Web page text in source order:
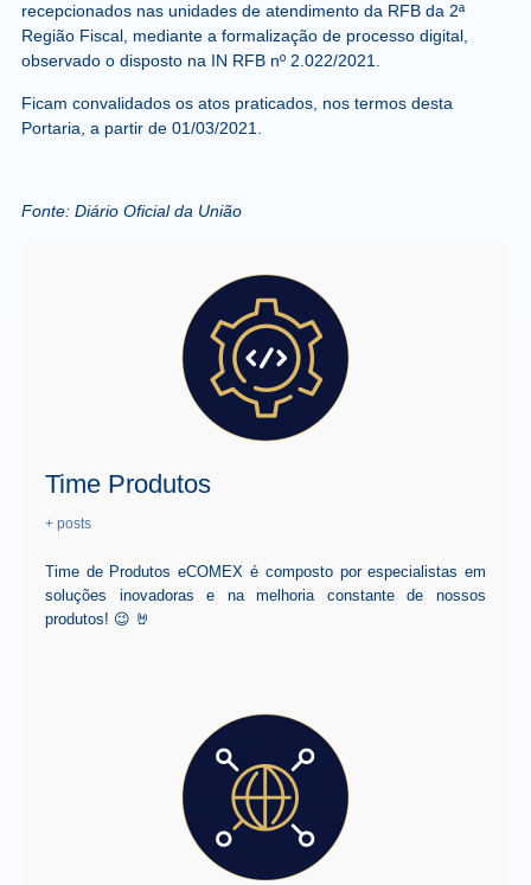
recepcionados nas unidades de atendimento da RFB da 2ª
Região Fiscal, mediante a formalização de processo digital,
observado o disposto na IN RFB nº 2.022/2021.
Ficam convalidados os atos praticados, nos termos desta
Portaria, a partir de 01/03/2021.
Fonte: Diário Oficial da União
Time Produtos
+ posts
Time de Produtos eCOMEX é composto por especialistas em
soluções inovadoras e na melhoria constante de nossos
produtos! 😉 🤘